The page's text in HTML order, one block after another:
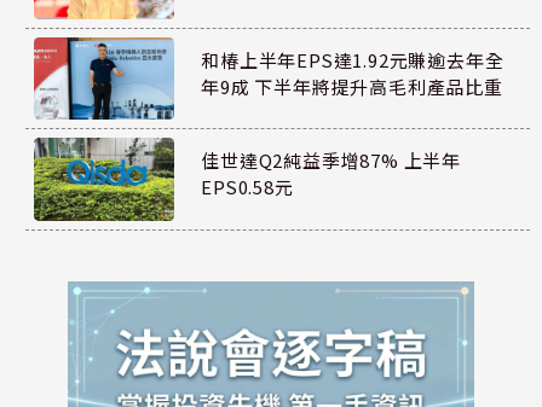
和椿上半年EPS達1.92元賺逾去年全
年9成 下半年將提升高毛利產品比重
佳世達Q2純益季增87% 上半年
EPS0.58元